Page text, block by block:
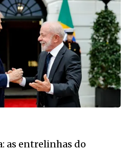
as entrelinhas do